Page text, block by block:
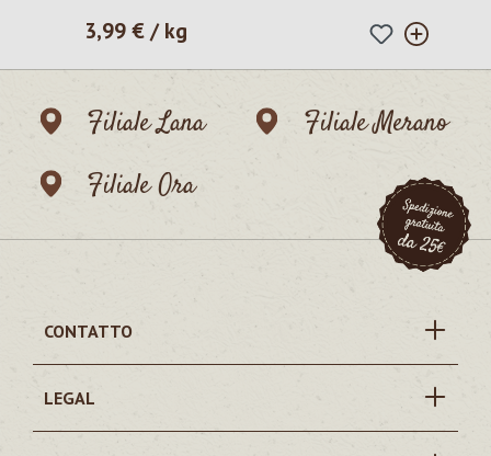
Prezzo normale:
3,99 € / kg
Filiale Lana
Filiale Merano
Filiale Ora
CONTATTO
LEGAL